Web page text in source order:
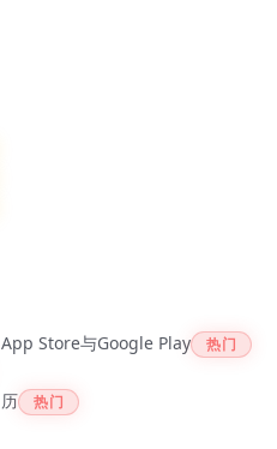
Store与Google Play
热门
热门